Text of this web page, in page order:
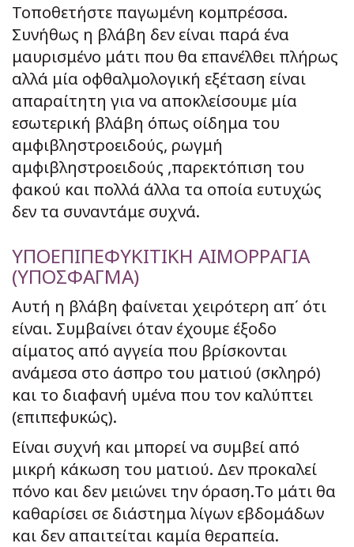
Τοποθετήστε παγωμένη κομπρέσσα.
Συνήθως η βλάβη δεν είναι παρά ένα
μαυρισμένο μάτι που θα επανέλθει πλήρως
αλλά μία οφθαλμολογική εξέταση είναι
απαραίτητη για να αποκλείσουμε μία
εσωτερική βλάβη όπως οίδημα του
αμφιβληστροειδούς, ρωγμή
αμφιβληστροειδούς ,παρεκτόπιση του
φακού και πολλά άλλα τα οποία ευτυχώς
δεν τα συναντάμε συχνά.
ΥΠΟΕΠΙΠΕΦΥΚΙΤΙΚΗ ΑΙΜΟΡΡΑΓΙΑ
(ΥΠΟΣΦΑΓΜΑ)
Αυτή η βλάβη φαίνεται χειρότερη απ΄ ότι
είναι. Συμβαίνει όταν έχουμε έξοδο
αίματος από αγγεία που βρίσκονται
ανάμεσα στο άσπρο του ματιού (σκληρό)
και το διαφανή υμένα που τον καλύπτει
(επιπεφυκώς).
Είναι συχνή και μπορεί να συμβεί από
μικρή κάκωση του ματιού. Δεν προκαλεί
πόνο και δεν μειώνει την όραση.Το μάτι θα
καθαρίσει σε διάστημα λίγων εβδομάδων
και δεν απαιτείται καμία θεραπεία.